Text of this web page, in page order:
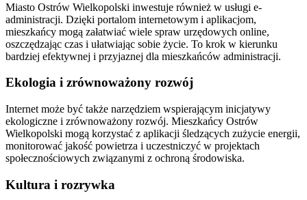
Miasto Ostrów Wielkopolski inwestuje również w usługi e-
administracji. Dzięki portalom internetowym i aplikacjom,
mieszkańcy mogą załatwiać wiele spraw urzędowych online,
oszczędzając czas i ułatwiając sobie życie. To krok w kierunku
bardziej efektywnej i przyjaznej dla mieszkańców administracji.
Ekologia i zrównoważony rozwój
Internet może być także narzędziem wspierającym inicjatywy
ekologiczne i zrównoważony rozwój. Mieszkańcy Ostrów
Wielkopolski mogą korzystać z aplikacji śledzących zużycie energii,
monitorować jakość powietrza i uczestniczyć w projektach
społecznościowych związanymi z ochroną środowiska.
Kultura i rozrywka